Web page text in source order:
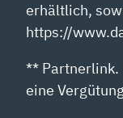
erhältlich,
https://
** Partnerlink.
eine